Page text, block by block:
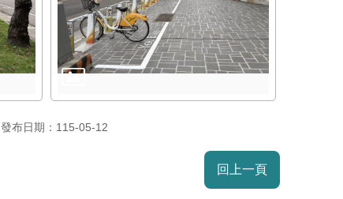
發布日期：115-05-12
回上一頁